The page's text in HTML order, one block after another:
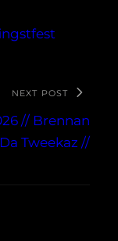
NEXT POST
// Brennan
Tweekaz //